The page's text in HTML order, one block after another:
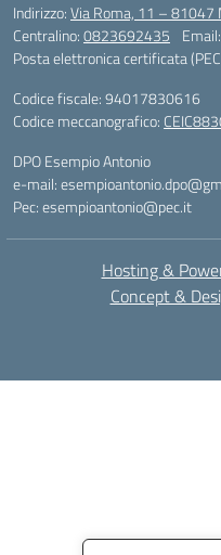
Indirizzo:Via Roma, 11 – 81047
Centralino:0823692435 Email:
Posta elettronica certificata
Codice fiscale: 94017830616
Codice meccanografico:
DPO Esempio Antonio
e-mail:
Pec: esempioantonio@pec.it
Hosting &
Concept &